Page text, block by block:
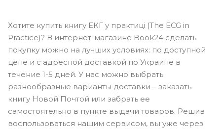
Хотите купить книгу ЕКГ у практиці (The ECG in
Practice)? В интернет-магазине Book24 сделать
покупку можно на лучших условиях: по доступной
цене и с адресной доставкой по Украине в
течение 1-5 дней. У нас можно выбрать
разнообразные варианты доставки – заказать
книгу Новой Почтой или забрать ее
самостоятельно в пункте выдачи товаров. Решив
воспользоваться нашим сервисом, вы уже через